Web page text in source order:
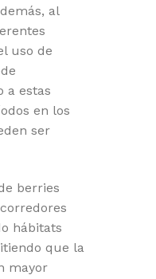
al
uso de
a estas
en los
ser
berries
hábitats
que la
mayor